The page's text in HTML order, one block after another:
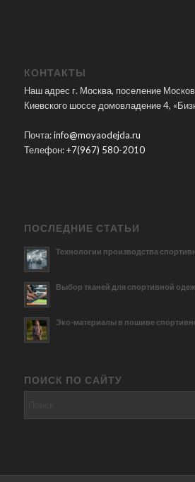
КОНТАКТЫ
Наш адрес г. Москва, поселение
Киевского шоссе домовладение 4,
Почта:info@moyaodejda.ru
Телефон:+7(967) 580-2010
ПОСЛЕДНИЕ СТАТЬИ
Технологии производства
Выбор тканей для спортивной
Эко-материалы в пошиве
ПОИСК ПО САЙТУ